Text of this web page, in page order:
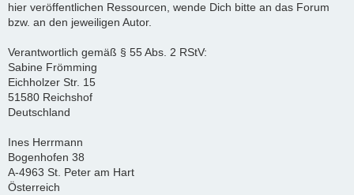
hier veröffentlichen Ressourcen, wende Dich bitte an das Forum
bzw. an den jeweiligen Autor.
Verantwortlich gemäß § 55 Abs. 2 RStV:
Sabine Frömming
Eichholzer Str. 15
51580 Reichshof
Deutschland
Ines Herrmann
Bogenhofen 38
A-4963 St. Peter am Hart
Österreich